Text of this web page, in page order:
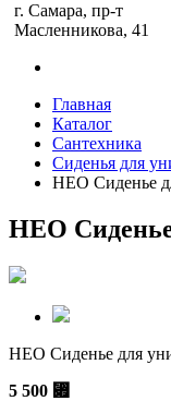
г. Самара, пр-т
Масленникова, 41
Главная
Каталог
Сантехника
Сиденья для
НЕО Cиденье
НЕО Cиденье
НЕО Cиденье для
5 500 ⃏